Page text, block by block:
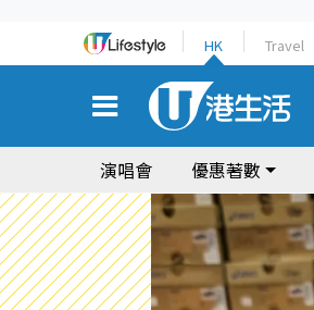
HK Travel
演唱會 優惠著數